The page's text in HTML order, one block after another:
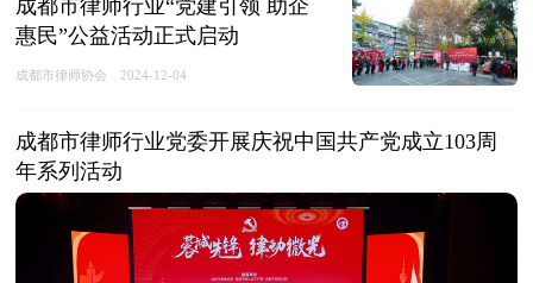
成都市律师行业“党建引领 助企
惠民”公益活动正式启动
成都市律师协会 2024-12-04
成都市律师行业党委开展庆祝中国共产党成立103周
年系列活动